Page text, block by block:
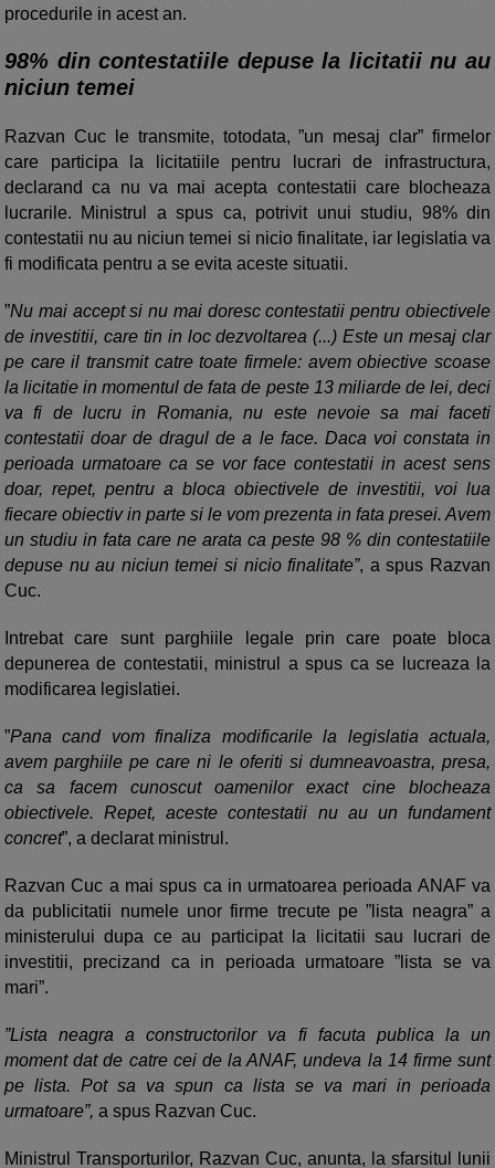
procedurile in acest an.
98% din contestatiile depuse la licitatii nu au
niciun temei
Razvan Cuc le transmite, totodata, ”un mesaj clar” firmelor
care participa la licitatiile pentru lucrari de infrastructura,
declarand ca nu va mai acepta contestatii care blocheaza
lucrarile. Ministrul a spus ca, potrivit unui studiu, 98% din
contestatii nu au niciun temei si nicio finalitate, iar legislatia va
fi modificata pentru a se evita aceste situatii.
”Nu mai accept si nu mai doresc contestatii pentru obiectivele
de investitii, care tin in loc dezvoltarea (...) Este un mesaj clar
pe care il transmit catre toate firmele: avem obiective scoase
la licitatie in momentul de fata de peste 13 miliarde de lei, deci
va fi de lucru in Romania, nu este nevoie sa mai faceti
contestatii doar de dragul de a le face. Daca voi constata in
perioada urmatoare ca se vor face contestatii in acest sens
doar, repet, pentru a bloca obiectivele de investitii, voi lua
fiecare obiectiv in parte si le vom prezenta in fata presei. Avem
un studiu in fata care ne arata ca peste 98 % din contestatiile
depuse nu au niciun temei si nicio finalitate”, a spus Razvan
Cuc.
Intrebat care sunt parghiile legale prin care poate bloca
depunerea de contestatii, ministrul a spus ca se lucreaza la
modificarea legislatiei.
”Pana cand vom finaliza modificarile la legislatia actuala,
avem parghiile pe care ni le oferiti si dumneavoastra, presa,
ca sa facem cunoscut oamenilor exact cine blocheaza
obiectivele. Repet, aceste contestatii nu au un fundament
concret”, a declarat ministrul.
Razvan Cuc a mai spus ca in urmatoarea perioada ANAF va
da publicitatii numele unor firme trecute pe ”lista neagra” a
ministerului dupa ce au participat la licitatii sau lucrari de
investitii, precizand ca in perioada urmatoare ”lista se va
mari”.
”Lista neagra a constructorilor va fi facuta publica la un
moment dat de catre cei de la ANAF, undeva la 14 firme sunt
pe lista. Pot sa va spun ca lista se va mari in perioada
urmatoare”, a spus Razvan Cuc.
Ministrul Transporturilor, Razvan Cuc, anunta, la sfarsitul lunii